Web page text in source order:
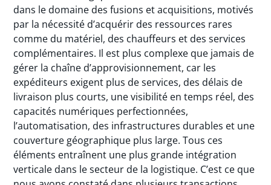
dans le domaine des fusions et acquisitions, motivés
par la nécessité d’acquérir des ressources rares
comme du matériel, des chauffeurs et des services
complémentaires. Il est plus complexe que jamais de
gérer la chaîne d’approvisionnement, car les
expéditeurs exigent plus de services, des délais de
livraison plus courts, une visibilité en temps réel, des
capacités numériques perfectionnées,
l’automatisation, des infrastructures durables et une
couverture géographique plus large. Tous ces
éléments entraînent une plus grande intégration
verticale dans le secteur de la logistique. C’est ce que